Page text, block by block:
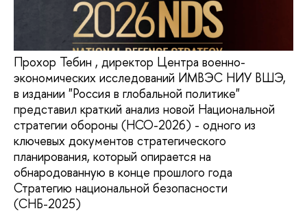
Прохор Тебин , директор Центра военно-
экономических исследований ИМВЭС НИУ ВШЭ,
в издании "Россия в глобальной политике"
представил краткий анализ новой Национальной
стратегии обороны (НСО-2026) - одного из
ключевых документов стратегического
планирования, который опирается на
обнародованную в конце прошлого года
Стратегию национальной безопасности
(СНБ-2025)